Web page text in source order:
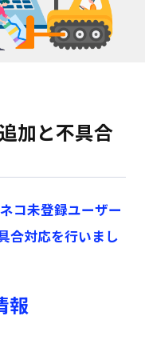
加と不具合
コ未登録ユーザー
合対応を行いまし
報